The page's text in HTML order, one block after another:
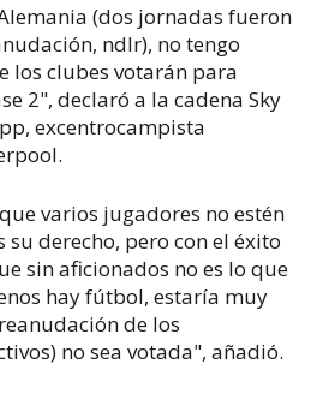
(dos jornadas fueron
ndlr), no tengo
los clubes votarán para
2", declaró a la cadena Sky
excentrocampista
varios jugadores no estén
su derecho, pero con el éxito
sin aficionados no es lo que
hay fútbol, estaría muy
de los
no sea votada", añadió.